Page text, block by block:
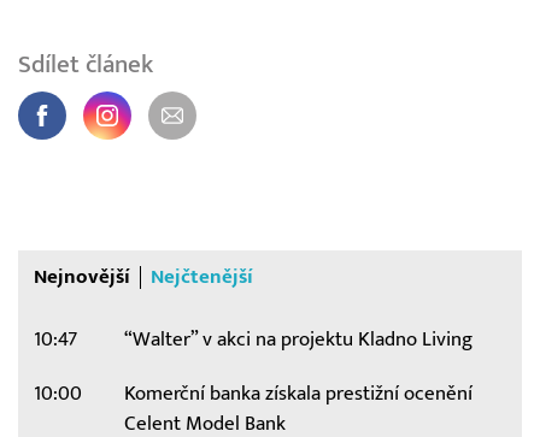
Sdílet článek
Nejnovější Nejčtenější
10:47 “Walter” v akci na projektu Kladno Living
10:00
Komerční banka získala prestižní ocenění
Celent Model Bank